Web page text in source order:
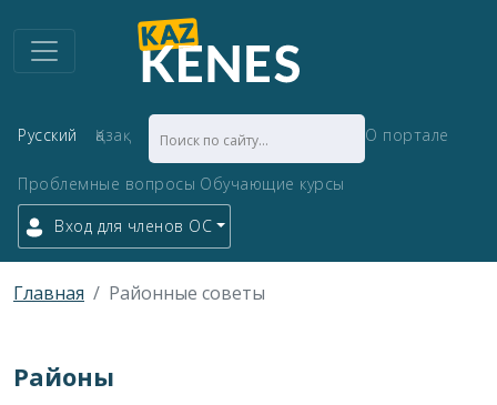
Русский Қазақ О портале
Проблемные вопросы Обучающие курсы
Вход для членов ОС
Главная Районные советы
Районы